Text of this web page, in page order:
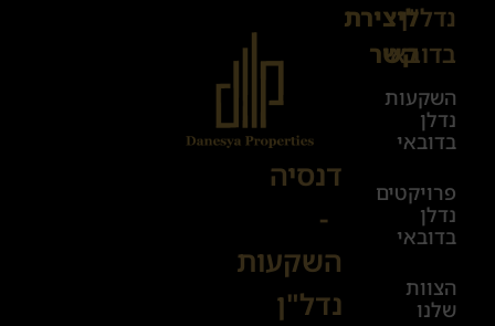
נדל"ן
בדובאי
השקעות
נדלן
בדובאי
פרויקטים
נדלן
בדובאי
הצוות
שלנו
ליצירת
קשר
א׳-ה׳
08:00-
00:00
יום ו׳
08:00-
17:00
Sales@danesya.co.il
דנסיה
-
השקעות
נדל"ן